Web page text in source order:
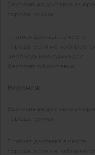
Бесплатная доставка в черте
города, суммы
Платная доставка в черте
города, если не набирается
необходимая сумма для
бесплатной доставки
Воронеж
Бесплатная доставка в черте
города, суммы
Платная доставка в черте
города, если не набирается